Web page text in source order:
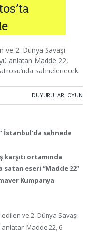
ve 2. Dünya Savaşı
anlatan Madde 22,
sahnelenecek.
DUYURULAR, OYUN
İstanbul’da sahnede
karşıtı ortamında
satan eseri “Madde 22”
Kumpanya
ve 2. Dünya Savaşı
anlatan Madde 22, 6